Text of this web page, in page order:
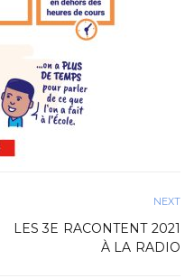
NEXT
LES 3E RACONTENT 2021
À LA RADIO